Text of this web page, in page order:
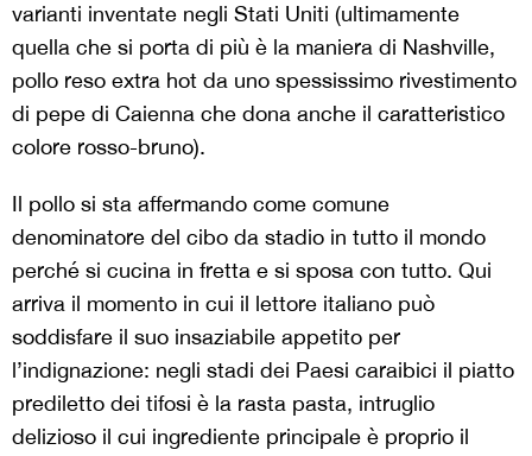
varianti inventate negli Stati Uniti (ultimamente
quella che si porta di più è la maniera di Nashville,
pollo reso extra hot da uno spessissimo rivestimento
di pepe di Caienna che dona anche il caratteristico
colore rosso-bruno).
Il pollo si sta affermando come comune
denominatore del cibo da stadio in tutto il mondo
perché si cucina in fretta e si sposa con tutto. Qui
arriva il momento in cui il lettore italiano può
soddisfare il suo insaziabile appetito per
l’indignazione: negli stadi dei Paesi caraibici il piatto
prediletto dei tifosi è la rasta pasta, intruglio
delizioso il cui ingrediente principale è proprio il